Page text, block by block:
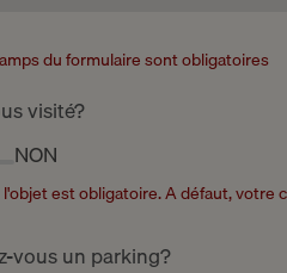
du formulaire sont obligatoires
visité?
NON
est obligatoire. A défaut, votre
vous un parking?